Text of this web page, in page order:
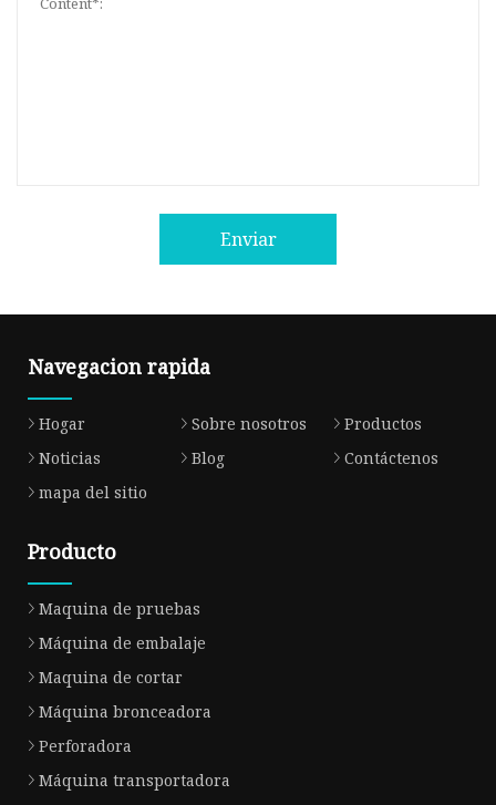
Enviar
Navegacion rapida
Hogar Sobre nosotros
Productos
Noticias
Blog
Contáctenos
mapa del sitio
Producto
Maquina de pruebas
Máquina de embalaje
Maquina de cortar
Máquina bronceadora
Perforadora
Máquina transportadora